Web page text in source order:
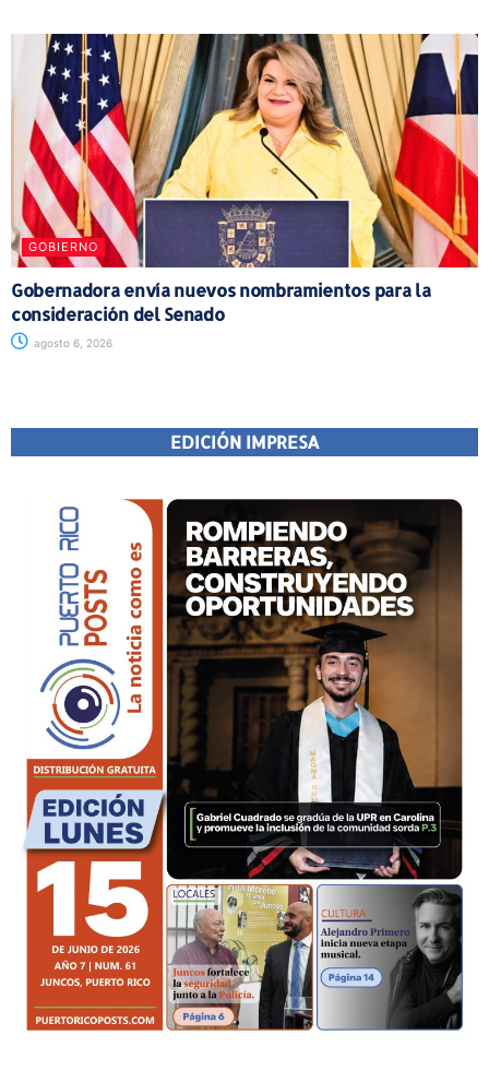
GOBIERNO
Gobernadora envía nuevos nombramientos para la
consideración del Senado
agosto 6, 2026
EDICIÓN IMPRESA